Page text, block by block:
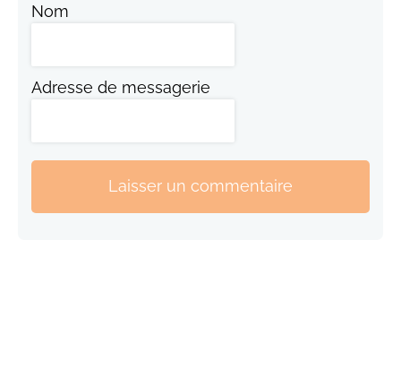
Nom
Adresse de messagerie
Laisser un commentaire